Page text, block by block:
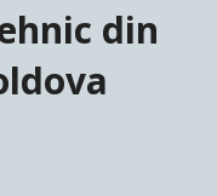
din